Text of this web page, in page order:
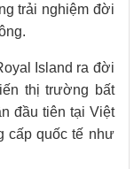
trải nghiệm đời
Island ra đời
thị trường bất
đầu tiên tại Việt
cấp quốc tế như